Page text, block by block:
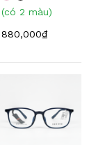
(có 2 màu)
880,000₫